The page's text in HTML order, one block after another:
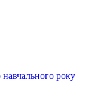
навчального року